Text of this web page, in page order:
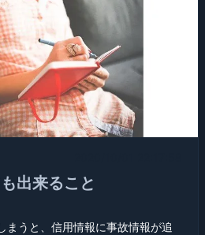
出来ること
まうと、信用情報に事故情報が追